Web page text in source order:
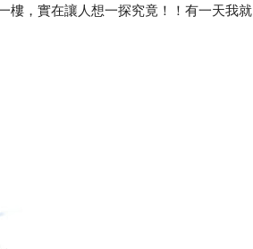
樓，實在讓人想一探究竟！！有一天我就